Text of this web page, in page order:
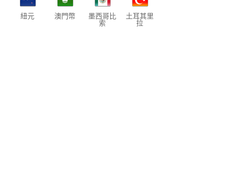
紐元 澳門幣
墨西哥比
索
土耳其里
拉